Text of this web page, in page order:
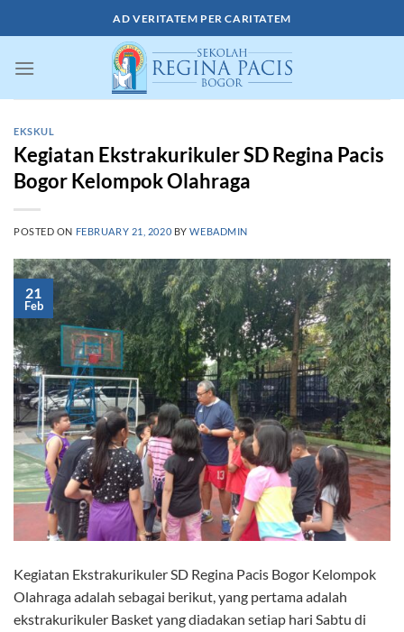
to
AD VERITATEM PER CARITATEM
EKSKUL
Kegiatan Ekstrakurikuler SD Regina Pacis
Bogor Kelompok Olahraga
POSTED ON FEBRUARY 21, 2020 BYWEBADMIN
21
Feb
Kegiatan Ekstrakurikuler SD Regina Pacis Bogor Kelompok
Olahraga adalah sebagai berikut, yang pertama adalah
ekstrakurikuler Basket yang diadakan setiap hari Sabtu di